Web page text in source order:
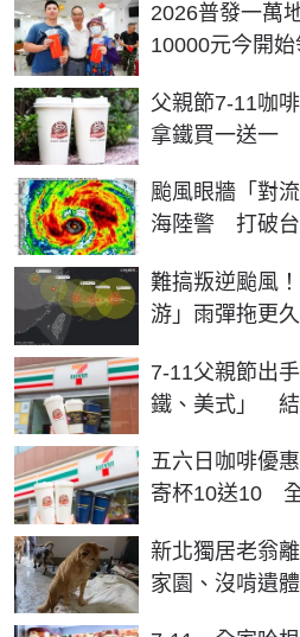
2026普發一萬
10000元今開
父親節7-11咖
拿鐵買一送一
颱風眼牆「對
海陸警 打破台
難搞叛逆颱風
游」雨彈拖更
7-11父親節出
鐵、美式」 結
五六日咖啡優
寄杯10送10
新北獨居老翁
家園、沒啃遺